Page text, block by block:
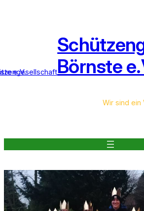
Börnste
Wir sind ein